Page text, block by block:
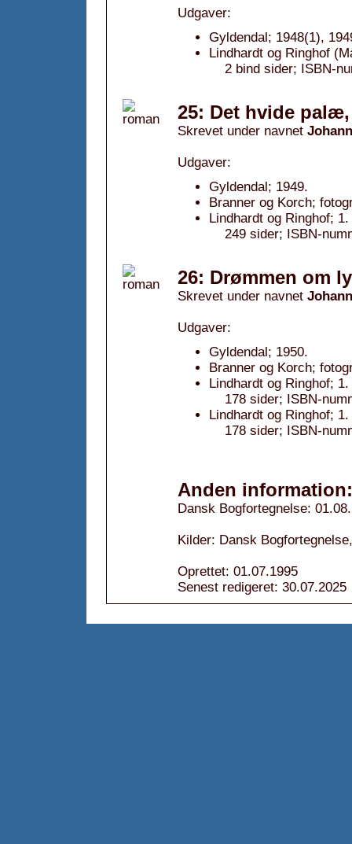
Udgaver:
Gyldendal; 1948(1),
Lindhardt og Ringhof
2 bind sider; ISBN-
25: Det hvide palæ,
Skrevet under navnet
Udgaver:
Gyldendal; 1949.
Branner og Korch;
Lindhardt og Ringhof;
249 sider; ISBN-
26: Drømmen om
Skrevet under navnet
Udgaver:
Gyldendal; 1950.
Branner og Korch;
Lindhardt og Ringhof;
178 sider; ISBN-
Lindhardt og Ringhof;
178 sider; ISBN-
Anden information:
Dansk Bogfortegnelse:
Kilder: Dansk
Oprettet: 01.07.1995
Senest redigeret: 30.07.2025